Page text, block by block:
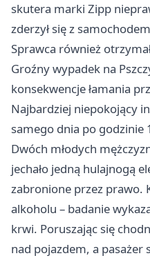
skutera marki Zipp
zderzył się z
Sprawca również
Groźny wypadek na
konsekwencje łamania
Najbardziej niepokojący
samego dnia po godzinie
Dwóch młodych
jechało jedną hulajnogą
zabronione przez prawo.
alkoholu – badanie
krwi. Poruszając się
nad pojazdem, a pasażer